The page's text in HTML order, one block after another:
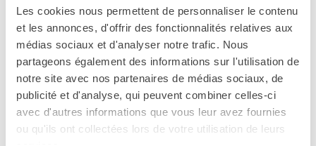
Les cookies nous permettent de personnaliser le contenu
et les annonces, d'offrir des fonctionnalités relatives aux
médias sociaux et d'analyser notre trafic. Nous
partageons également des informations sur l'utilisation de
notre site avec nos partenaires de médias sociaux, de
publicité et d'analyse, qui peuvent combiner celles-ci
avec d'autres informations que vous leur avez fournies
ou qu'ils ont collectées lors de votre utilisation de leurs
I nostri sostenitori
ARCHIVES
Café dell'innovazione
Dialoghi del Farnese
Farnèse à la page
Festa della musica
Incontro italo-francesi sul